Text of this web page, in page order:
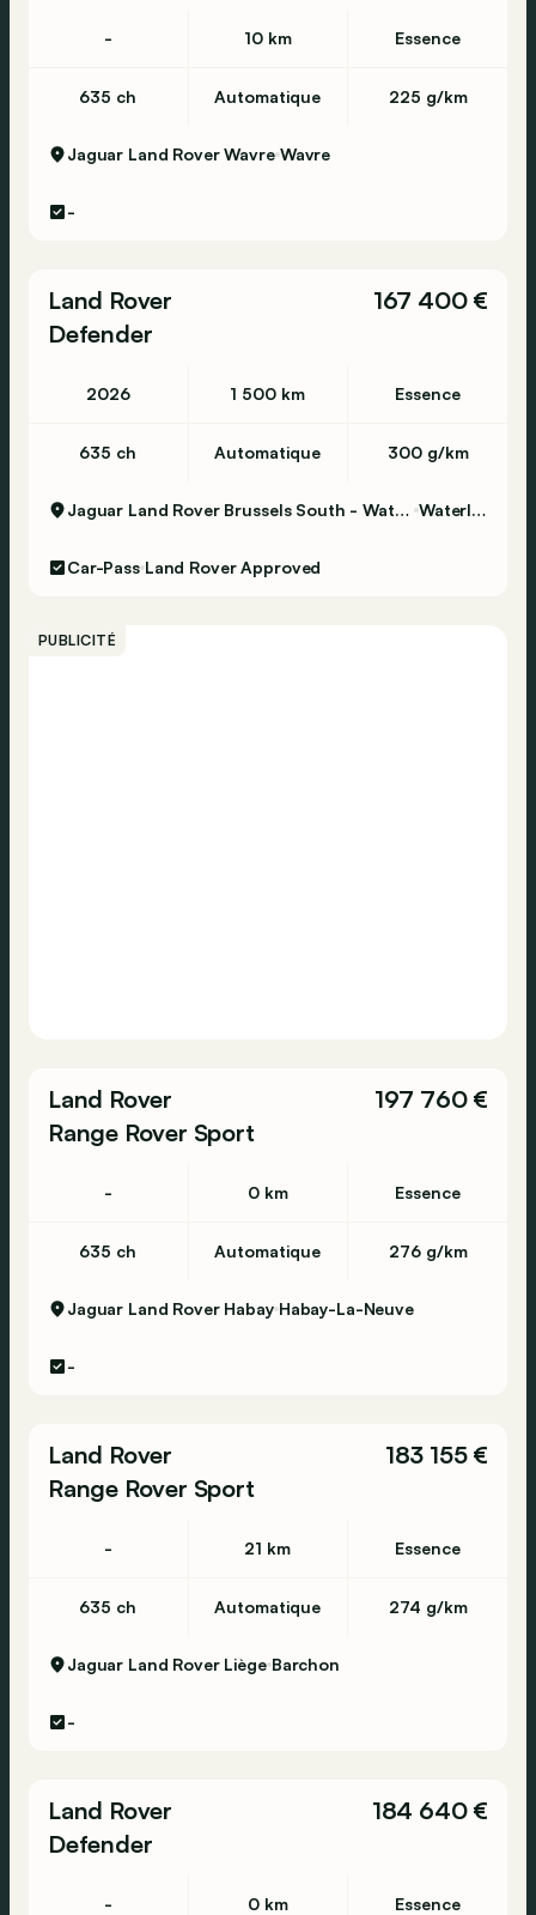
- 10 km Essence
635 ch Automatique 225 g/km
Jaguar Land Rover Wavre Wavre
-
Land Rover
Defender
167 400 €
2026 1 500 km Essence
635 ch Automatique 300 g/km
Jaguar Land Rover Brussels South - Waterloo Waterloo
Car-Pass Land Rover Approved
PUBLICITÉ
Land Rover
Range Rover Sport
197 760 €
- 0 km Essence
635 ch Automatique 276 g/km
Jaguar Land Rover Habay Habay-La-Neuve
-
Land Rover
Range Rover Sport
183 155 €
- 21 km Essence
635 ch Automatique 274 g/km
Jaguar Land Rover Liège Barchon
-
Land Rover
Defender
184 640 €
- 0 km Essence